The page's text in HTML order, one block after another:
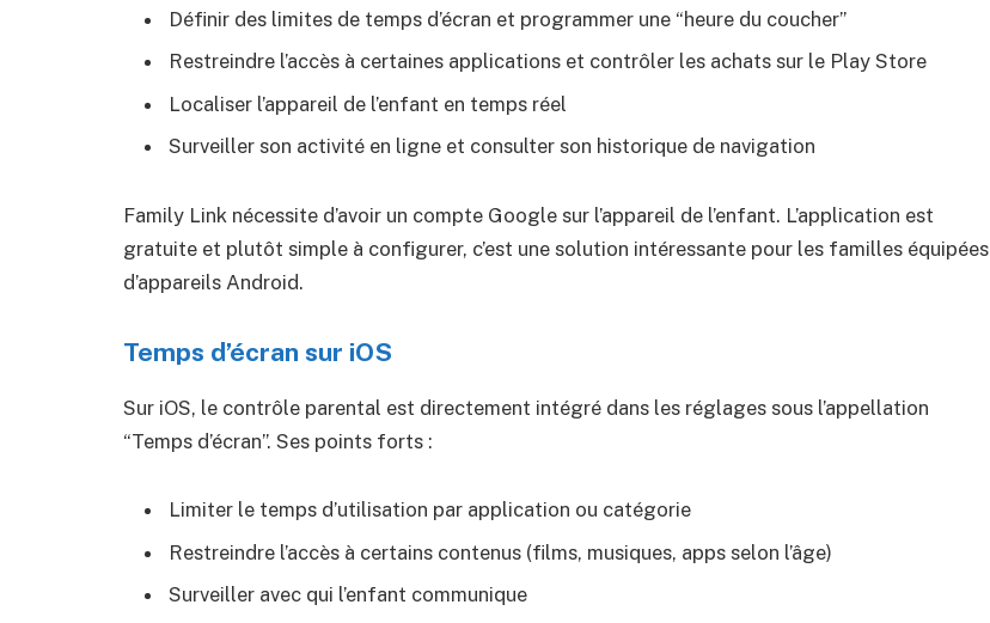
Définir des limites de temps d’écran et programmer une “heure du coucher”
Restreindre l’accès à certaines applications et contrôler les achats sur le Play Store
Localiser l’appareil de l’enfant en temps réel
Surveiller son activité en ligne et consulter son historique de navigation
Family Link nécessite d’avoir un compte Google sur l’appareil de l’enfant. L’application est
gratuite et plutôt simple à configurer, c’est une solution intéressante pour les familles équipées
d’appareils Android.
Temps d’écran sur iOS
Sur iOS, le contrôle parental est directement intégré dans les réglages sous l’appellation
“Temps d’écran”. Ses points forts :
Limiter le temps d’utilisation par application ou catégorie
Restreindre l’accès à certains contenus (films, musiques, apps selon l’âge)
Surveiller avec qui l’enfant communique